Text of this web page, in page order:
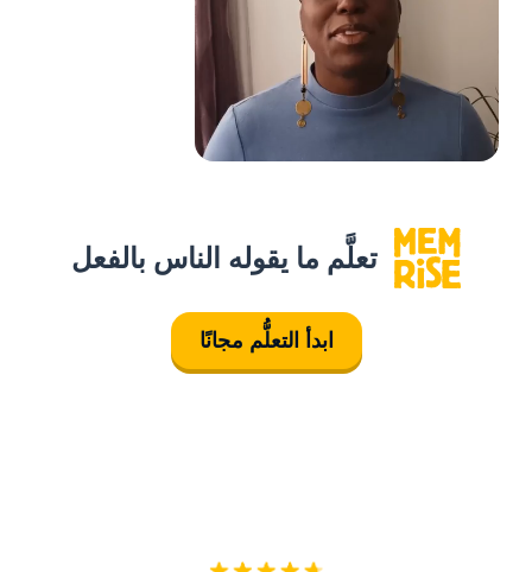
تعلَّم ما يقوله الناس بالفعل
ابدأ التعلُّم مجانًا